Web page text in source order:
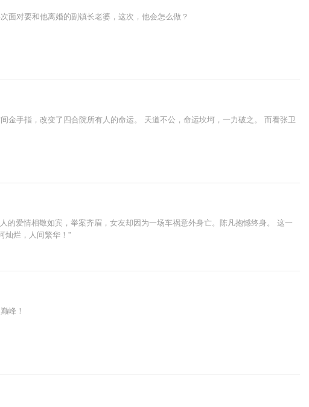
面对要和他离婚的副镇长老婆，这次，他会怎么做？
手指，改变了四合院所有人的命运。 天道不公，命运坎坷，一力破之。 而看张卫
的爱情相敬如宾，举案齐眉，女友却因为一场车祸意外身亡。陈凡抱憾终身。 这一
灿烂，人间繁华！”
峰！